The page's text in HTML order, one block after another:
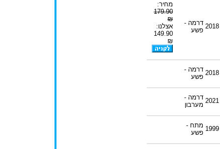
2018 דרמה -
פשע
מחיר:
179.90
₪
אצלנו:
149.90
₪
2018 דרמה -
פשע
2021 דרמה -
מערבון
1999 מתח -
פשע